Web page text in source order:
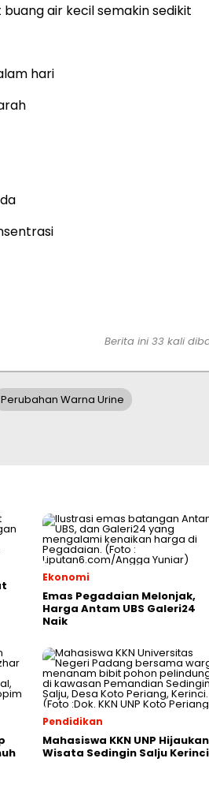
air kecil semakin sedikit
hari
Berita ini 33 kali
Perubahan Warna Urine
Ekonomi
Emas Pegadaian Melonjak,
Harga Antam UBS Galeri24
Naik
Pendidikan
Mahasiswa KKN UNP Hijaukan
Wisata Sedingin Salju Kerinci